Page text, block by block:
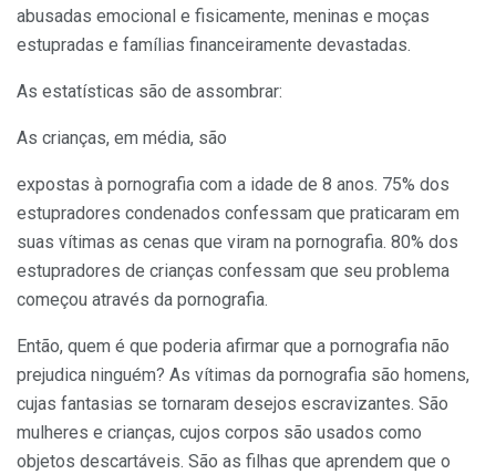
abusadas emocional e fisicamente, meninas e moças
estupradas e famílias financeiramente devastadas.
As estatísticas são de assombrar:
As crianças, em média, são
expostas à pornografia com a idade de 8 anos. 75% dos
estupradores con­denados confessam que praticaram em
suas vítimas as cenas que viram na pornografia. 80% dos
estupradores de crianças confessam que seu problema
começou através da pornografia.
Então, quem é que poderia afirmar que a pornografia não
prejudica ninguém? As vítimas da pornografia são homens,
cujas fantasias se tornaram desejos escravizantes. São
mulheres e crianças, cujos corpos são usados como
objetos descartáveis. São as filhas que aprendem que o